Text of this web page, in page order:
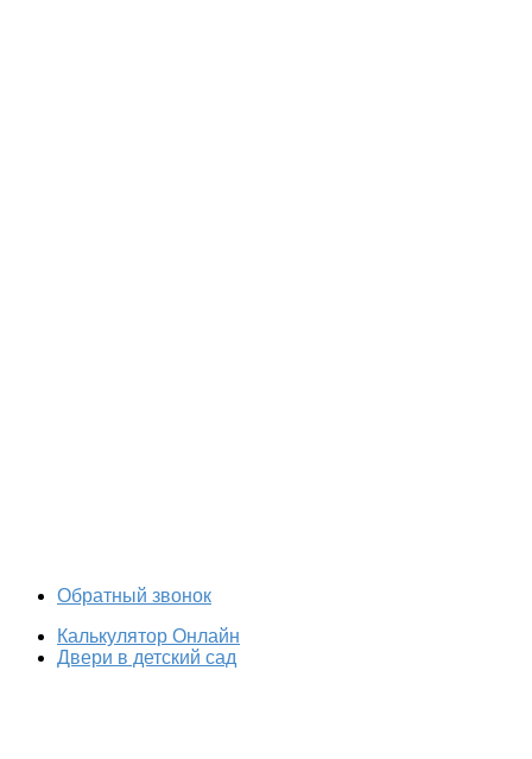
Обратный звонок
Калькулятор Онлайн
Двери в детский сад